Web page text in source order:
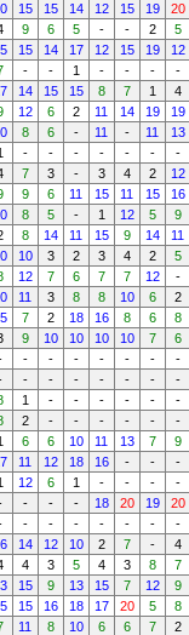
15 15 14 12 15 19 20
9 6 5 - - 2 5
15 14 17 12 15 19 12
- - 1 - - - -
14 15 15 8 7 1 4
12 6 2 11 14 19 19
8 6 - 11 - 11 13
- - - - - - -
7 3 - 3 4 2 12
9 6 11 15 11 15 16
8 5 - 1 12 5 9
8 14 11 15 9 14 11
10 3 2 3 4 2 5
12 7 6 7 7 12 -
11 3 8 8 10 6 2
7 2 18 16 8 6 8
9 10 10 10 10 7 6
- - - - - - -
- - - - - - -
1 - - - - - -
2 - - - - - -
6 6 10 11 13 7 9
11 12 18 16 - - -
12 6 1 - - - -
- - - 18 20 19 20
- - - - - - -
14 12 10 2 7 - 4
4 3 5 4 3 8 7
15 9 13 15 7 12 9
15 16 18 17 20 5 8
11 8 10 6 6 7 2